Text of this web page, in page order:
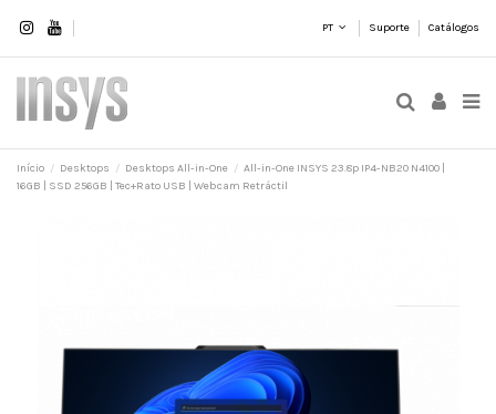
PT Suporte Catálogos
Início Desktops Desktops All-in-One
All-in-One INSYS 23.8p IP4-NB20 N4100 |
16GB | SSD 256GB | Tec+Rato USB | Webcam Retráctil